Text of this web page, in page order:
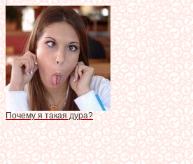
Почему я такая дура?